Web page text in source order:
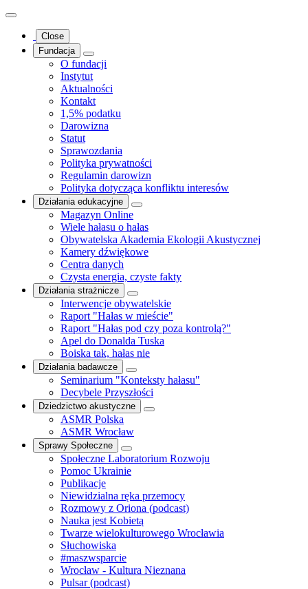
Close
Fundacja
O fundacji
Instytut
Aktualności
Kontakt
1,5% podatku
Darowizna
Statut
Sprawozdania
Polityka prywatności
Regulamin darowizn
Polityka dotycząca konfliktu interesów
Działania edukacyjne
Magazyn Online
Wiele hałasu o hałas
Obywatelska Akademia Ekologii Akustycznej
Kamery dźwiękowe
Centra danych
Czysta energia, czyste fakty
Działania strażnicze
Interwencje obywatelskie
Raport "Hałas w mieście"
Raport "Hałas pod czy poza kontrolą?"
Apel do Donalda Tuska
Boiska tak, hałas nie
Działania badawcze
Seminarium "Konteksty hałasu"
Decybele Przyszłości
Dziedzictwo akustyczne
ASMR Polska
ASMR Wrocław
Sprawy Społeczne
Społeczne Laboratorium Rozwoju
Pomoc Ukrainie
Publikacje
Niewidzialna ręka przemocy
Rozmowy z Oriona (podcast)
Nauka jest Kobietą
Twarze wielokulturowego Wrocławia
Słuchowiska
#maszwsparcie
Wrocław - Kultura Nieznana
Pulsar (podcast)